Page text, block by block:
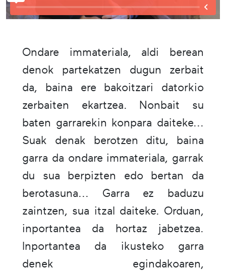
Ondare immateriala, aldi berean
denok partekatzen dugun zerbait
da, baina ere bakoitzari datorkio
zerbaiten ekartzea. Nonbait su
baten garrarekin konpara daiteke...
Suak denak berotzen ditu, baina
garra da ondare immateriala, garrak
du sua berpizten edo bertan da
berotasuna... Garra ez baduzu
zaintzen, sua itzal daiteke. Orduan,
inportantea da hortaz jabetzea.
Inportantea da ikusteko garra
denek egindakoaren,